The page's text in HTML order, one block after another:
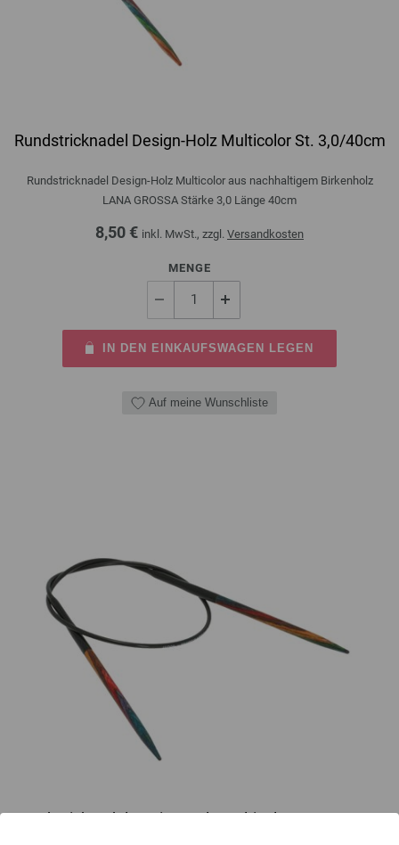
Rundstricknadel Design-Holz Multicolor St. 3,0/40cm
Rundstricknadel Design-Holz Multicolor aus nachhaltigem Birkenholz
LANA GROSSA Stärke 3,0 Länge 40cm
8,50 € inkl. MwSt., zzgl. Versandkosten
MENGE
IN DEN EINKAUFSWAGEN LEGEN
Auf meine Wunschliste
Rundstricknadel Design-Holz Multicolor St. 4,0/40cm